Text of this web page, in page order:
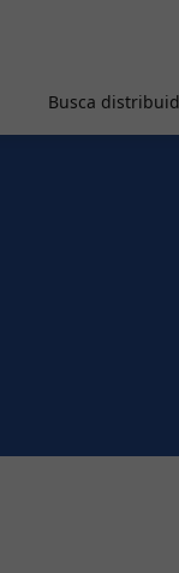
Busca